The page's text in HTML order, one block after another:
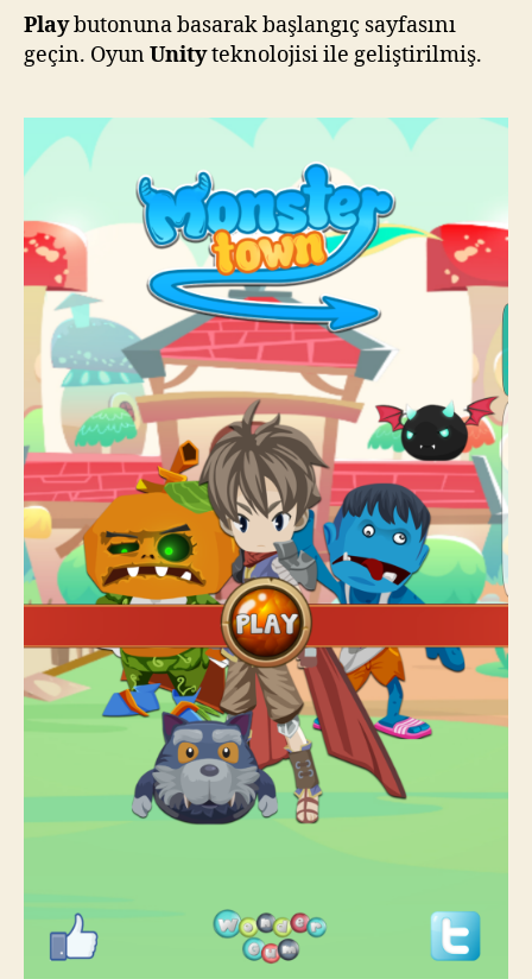
Playbutonuna basarak başlangıç sayfasını
geçin. OyunUnityteknolojisi ile geliştirilmiş.